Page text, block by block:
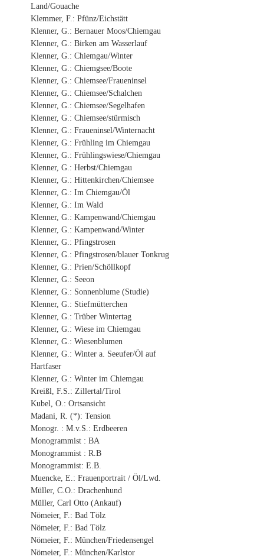
Land/Gouache
Klemmer, F.: Pfünz/Eichstätt
Klenner, G.: Bernauer Moos/Chiemgau
Klenner, G.: Birken am Wasserlauf
Klenner, G.: Chiemgau/Winter
Klenner, G.: Chiemgsee/Boote
Klenner, G.: Chiemsee/Fraueninsel
Klenner, G.: Chiemsee/Schalchen
Klenner, G.: Chiemsee/Segelhafen
Klenner, G.: Chiemsee/stürmisch
Klenner, G.: Fraueninsel/Winternacht
Klenner, G.: Frühling im Chiemgau
Klenner, G.: Frühlingswiese/Chiemgau
Klenner, G.: Herbst/Chiemgau
Klenner, G.: Hittenkirchen/Chiemsee
Klenner, G.: Im Chiemgau/Öl
Klenner, G.: Im Wald
Klenner, G.: Kampenwand/Chiemgau
Klenner, G.: Kampenwand/Winter
Klenner, G.: Pfingstrosen
Klenner, G.: Pfingstrosen/blauer Tonkrug
Klenner, G.: Prien/Schöllkopf
Klenner, G.: Seeon
Klenner, G.: Sonnenblume (Studie)
Klenner, G.: Stiefmütterchen
Klenner, G.: Trüber Wintertag
Klenner, G.: Wiese im Chiemgau
Klenner, G.: Wiesenblumen
Klenner, G.: Winter a. Seeufer/Öl auf
Hartfaser
Klenner, G.: Winter im Chiemgau
Kreißl, F.S.: Zillertal/Tirol
Kubel, O.: Ortsansicht
Madani, R. (*): Tension
Monogr. : M.v.S.: Erdbeeren
Monogrammist : BA
Monogrammist : R.B
Monogrammist: E.B.
Muencke, E.: Frauenportrait / Öl/Lwd.
Müller, C.O.: Drachenhund
Müller, Carl Otto (Ankauf)
Nömeier, F.: Bad Tölz
Nömeier, F.: Bad Tölz
Nömeier, F.: München/Friedensengel
Nömeier, F.: München/Karlstor